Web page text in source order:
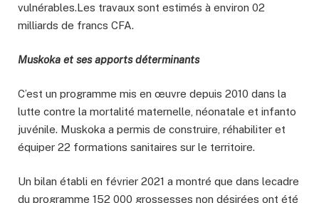
vulnérables.Les travaux sont estimés à environ 02
milliards de francs CFA.
Muskoka et ses apports déterminants
C’est un programme mis en œuvre depuis 2010 dans la
lutte contre la mortalité maternelle, néonatale et infanto
juvénile. Muskoka a permis de construire, réhabiliter et
équiper 22 formations sanitaires sur le territoire.
Un bilan établi en février 2021 a montré que dans lecadre
du programme 152 000 grossesses non désirées ont été